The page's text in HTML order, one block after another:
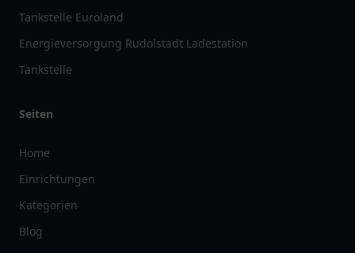
Tankstelle Euroland
Energieversorgung Rudolstadt Ladestation
Tankstelle
Seiten
Home
Einrichtungen
Kategorien
Blog